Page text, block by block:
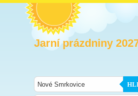
Jarní prázdniny